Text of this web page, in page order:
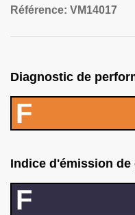
Référence: VM14017
Diagnostic de
F
Indice d'émission de
F